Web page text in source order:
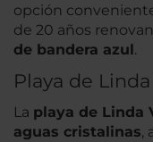
opción
de 20 años
de bandera azul.
Playa de
La playa de Linda
aguas cristalinas,